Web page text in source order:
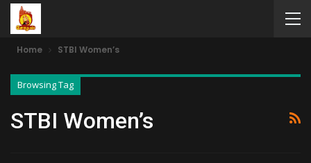
Home STBI Women’s
Browsing Tag
STBI Women’s